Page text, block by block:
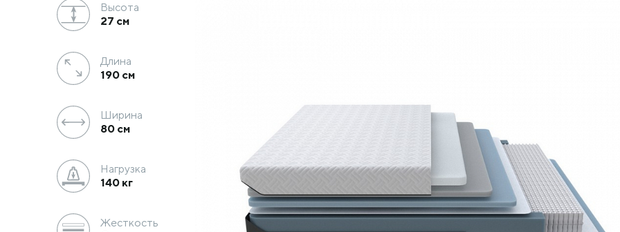
Высота
27 см
Длина
190 см
Ширина
80 см
Нагрузка
140 кг
Жесткость